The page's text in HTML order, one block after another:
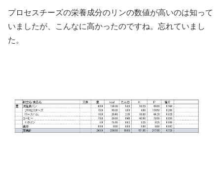
プロセスチーズの栄養成分のリンの数値が高いのは知って
いましたが、こんなに高かったのですね。忘れていまし
た。